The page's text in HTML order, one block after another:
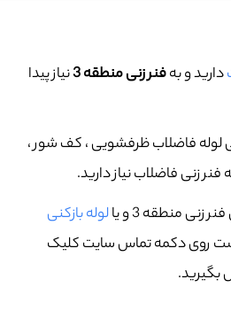
دارید و بهفنر زنی منطقه 3 نیاز پیدا
لوله فاضلاب ظرفشویی ، کف شور ،
زنی فاضلاب نیاز دارید.
زنی منطقه 3 و یا
لوله بازکنی
روی دکمه تماس سایت کلیک
بگیرید.